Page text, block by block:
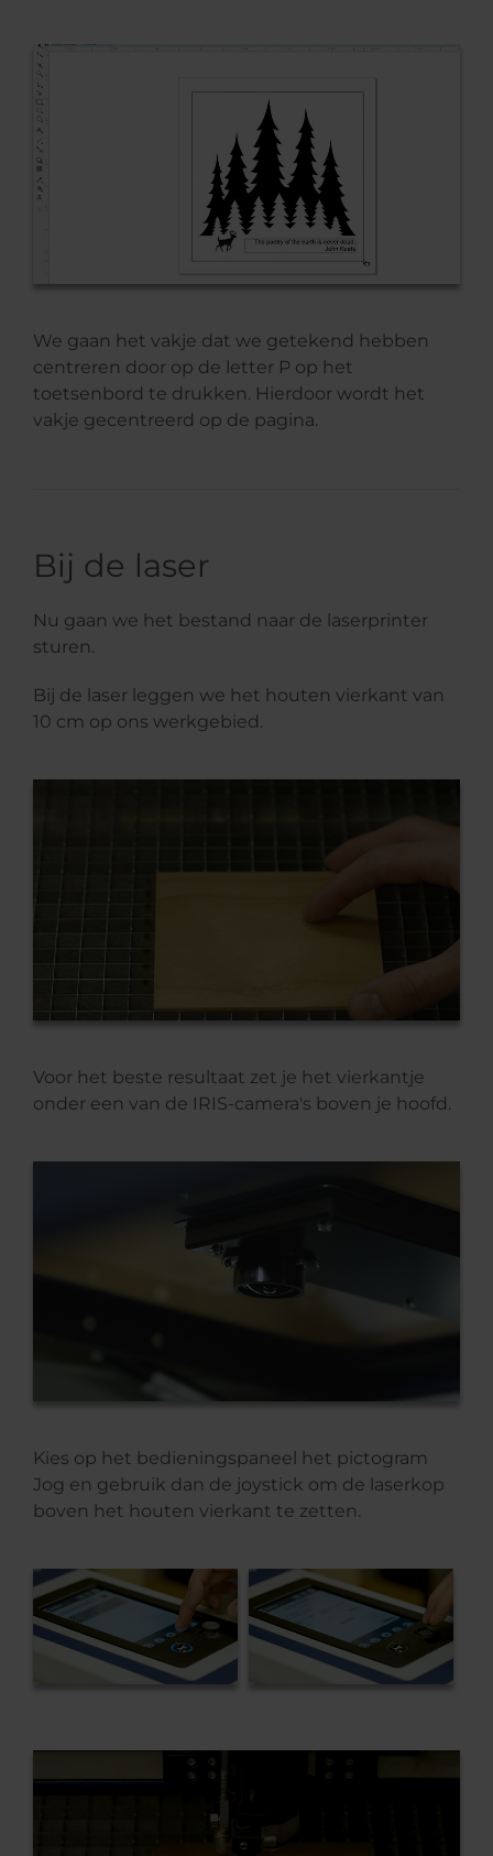
We gaan het vakje dat we getekend hebben
centreren door op de letter P op het
toetsenbord te drukken. Hierdoor wordt het
vakje gecentreerd op de pagina.
Bij de laser
Nu gaan we het bestand naar de laserprinter
sturen.
Bij de laser leggen we het houten vierkant van
10 cm op ons werkgebied.
Voor het beste resultaat zet je het vierkantje
onder een van de IRIS-camera's boven je hoofd.
Kies op het bedieningspaneel het pictogram
Jog en gebruik dan de joystick om de laserkop
boven het houten vierkant te zetten.